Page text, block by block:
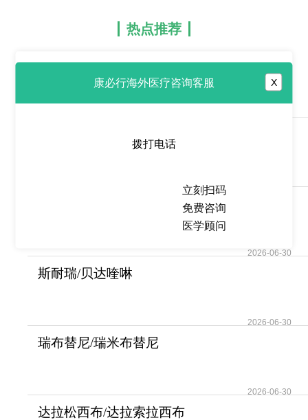
热点推荐
西多福韦/西道法韦
(Cidofovir/Vistide)用于
(Vafseo/Vadadustat)用于
2026-06-30
斯耐瑞/贝达喹啉
2026-06-30
瑞布替尼/瑞米布替尼
2026-06-30
达拉松西布/达拉索拉西布
康必行海外医疗咨询客服 X
拨打电话
立刻扫码
免费咨询
医学顾问